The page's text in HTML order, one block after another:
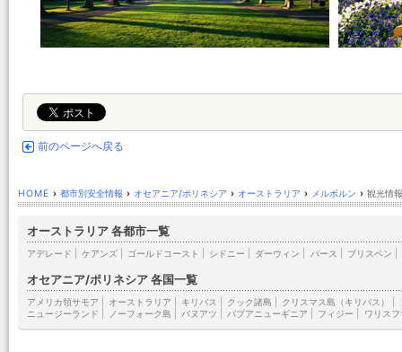
前のページへ戻る
HOME › 都市別安全情報 › オセアニア/ポリネシア › オーストラリア › メルボルン › 観光情
オーストラリア 各都市一覧
アデレード ケアンズ ゴールドコースト シドニー ダーウィン パース ブリスベン
オセアニア/ポリネシア 各国一覧
アメリカ領サモア オーストラリア キリバス クック諸島 クリスマス島（キリバス）
ニュージーランド
ノーフォーク島 バヌアツ パプアニューギニア フィジー ワリス